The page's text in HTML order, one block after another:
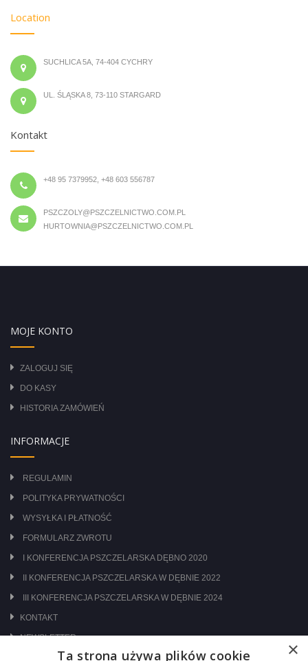
Location
SUCHLICA 5A, 74-404 CYCHRY
UL. ŚLĄSKA 8, 73-110 STARGARD
Kontakt
+48 95 7379952, +48 603 556787
PSZCZOLY@PSZCZELNICTWO.COM.PL
HURTOWNIA@PSZCZELNICTWO.COM.PL
MOJE KONTO
ZALOGUJ SIĘ
DO KASY
HISTORIA ZAMÓWIEŃ
INFORMACJE
REGULAMIN
POLITYKA PRYWATNOŚCI
WYSYŁKA I PŁATNOŚĆ
FORMULARZ ZWROTU
I KONFERENCJA PSZCZELARSKA DĘBNO 2020
II KONFERENCJA PSZCZELARSKA W DĘBNIE 2022
III KONFERENCJA PSZCZELARSKA W DĘBNIE 2024
KONTAKT
NEWSLETTER
×
Ta strona używa plików cookie